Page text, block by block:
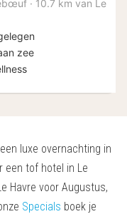
· 10.7 km van Le
zee
luxe overnachting in
een tof hotel in Le
Havre voor Augustus,
Specials boek je